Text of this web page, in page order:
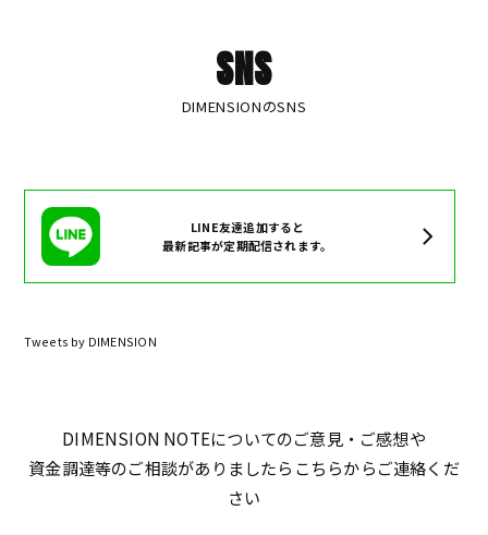
SNS
DIMENSIONのSNS
LINE友達追加すると
最新記事が定期配信されます。
Tweets by DIMENSION
DIMENSION NOTEについてのご意見・ご感想や
資金調達等のご相談がありましたらこちらからご連絡くだ
さい